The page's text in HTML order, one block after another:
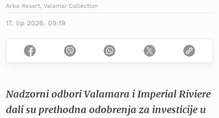
Arba Resort, Valamar Collection
17. lip 2026. 09:19
Nadzorni odbori Valamara i Imperial Riviere
dali su prethodna odobrenja za investicije u